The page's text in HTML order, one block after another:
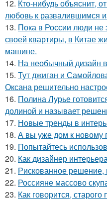
12. Кто-нибудь объяснит,
любовь к развалившимся
13. Пока в России люди не
своей квартиры, в Китае
машине.
14. На необычный дизайн
15. Тут джиган и
Оксана решительно
16. Полина Лурье
долиной и называет
17. Новые тренды в
18. А вы уже дом к новому
19. Попытайтесь
20. Как дизайнер
21. Рискованное решение,
22. Россияне массово
23. Как говорится,